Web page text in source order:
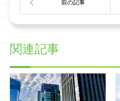
関連記事